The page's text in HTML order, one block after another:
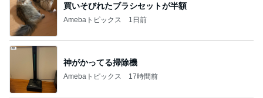
買いそびれたブラシセットが半額
Amebaトピックス 1日前
神がかってる掃除機
Amebaトピックス 17時間前